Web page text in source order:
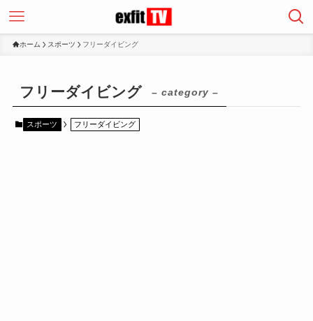
ホーム スポーツ フリーダイビング
フリーダイビング – category –
スポーツ フリーダイビング